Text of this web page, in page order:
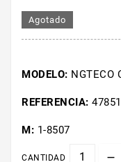
Agotado
MODELO: NGTECO
REFERENCIA: 47851
M: 1-8507
CANTIDAD